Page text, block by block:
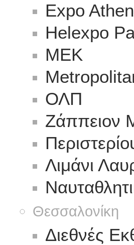
Expo
Helexpo
ΜΕΚ
ΟΛΠ
Ζάππειον
Λιμάνι
Θεσσαλονίκη
Διεθνές